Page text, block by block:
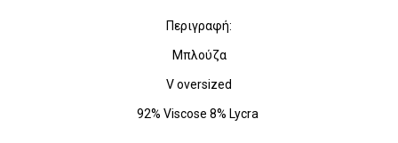
Περιγραφή:
Μπλούζα
V oversized
92% Viscose 8% Lycra